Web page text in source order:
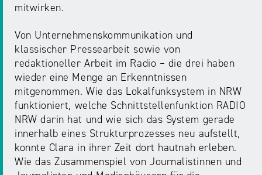
am
NRW
Werbung
Medienversammlung
Preis
für
mediale
Partizipation
Roadshow
gegen
Desinformation
&
Anfahrt
mitwirken.
Von Unternehmenskommunikation und
klassischer Pressearbeit sowie von
redaktioneller Arbeit im Radio – die drei haben
wieder eine Menge an Erkenntnissen
mitgenommen. Wie das Lokalfunksystem in NRW
funktioniert, welche Schnittstellenfunktion RADIO
NRW darin hat und wie sich das System gerade
innerhalb eines Strukturprozesses neu aufstellt,
konnte Clara in ihrer Zeit dort hautnah erleben.
Wie das Zusammenspiel von Journalistinnen und